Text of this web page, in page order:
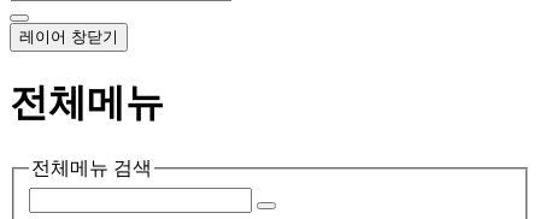
레이어 창닫기
전체메뉴
전체메뉴 검색